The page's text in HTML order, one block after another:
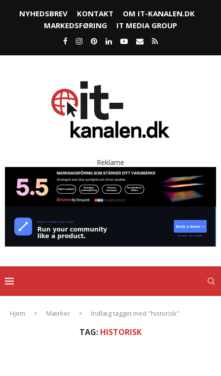
NYHEDSBREV KONTAKT
OM IT-KANALEN.DK
MARKEDSFØRING
IT MEDIA GROUP
Reklame
Hjem Mærker Indlæg tagget med "historisk"
TAG: HISTORISK